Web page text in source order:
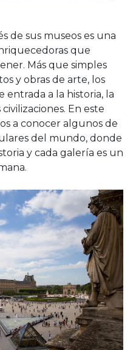
de sus museos es una
que
Más que simples
y obras de arte, los
entrada a la historia, la
En este
a conocer algunos de
del mundo, donde
y cada galería es un